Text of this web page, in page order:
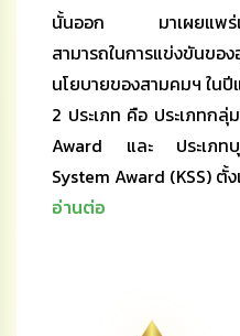
นั้นออก มาเผยแพร่เพื่
สามารถในการแข่งขันขอ
นโยบายของสามคมฯ ใน
2 ประเภท คือ ประเภทก
Award และ ประเภท
System Award (KSS) ตั้
อ่านต่อ